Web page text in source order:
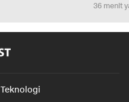
36 menit
Teknologi